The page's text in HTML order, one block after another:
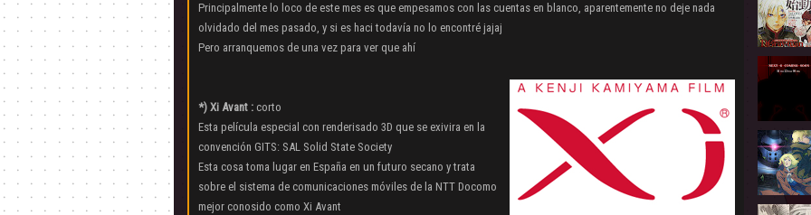
Principalmente lo loco de este mes es que empesamos con las cuentas en blanco, aparentemente no deje nada
olvidado del mes pasado, y si es haci todavía no lo encontré jajaj
Pero arranquemos de una vez para ver que ahí
*) Xi Avant : corto
Esta película especial con renderisado 3D que se exivira en la
convención GITS: SAL Solid State Society
Esta cosa toma lugar en España en un futuro secano y trata
sobre el sistema de comunicaciones móviles de la NTT Docomo
mejor conosido como Xi Avant